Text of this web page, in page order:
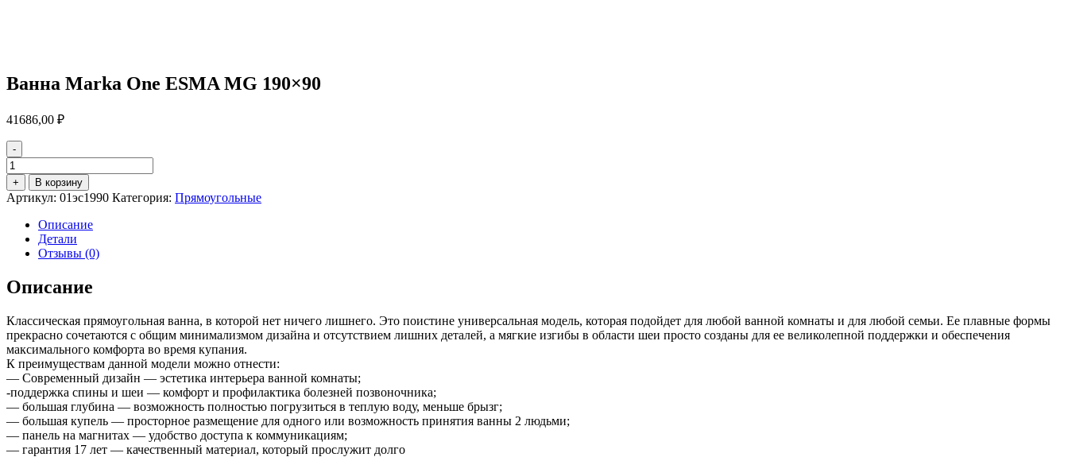
Ванна Marka One ESMA MG 190×90
41686,00 ₽
-
Количество
товара
Ванна
Marka
One
ESMA
MG
190x90
+ В корзину
Артикул: 01эс1990 Категория: Прямоугольные
Описание
Детали
Отзывы (0)
Описание
Классическая прямоугольная ванна, в которой нет ничего лишнего. Это поистине универсальная модель, которая подойдет для любой ванной комнаты и для любой семьи. Ее плавные формы
прекрасно сочетаются с общим минимализмом дизайна и отсутствием лишних деталей, а мягкие изгибы в области шеи просто созданы для ее великолепной поддержки и обеспечения
максимального комфорта во время купания.
К преимуществам данной модели можно отнести:
— Современный дизайн — эстетика интерьера ванной комнаты;
-поддержка спины и шеи — комфорт и профилактика болезней позвоночника;
— большая глубина — возможность полностью погрузиться в теплую воду, меньше брызг;
— большая купель — просторное размещение для одного или возможность принятия ванны 2 людьми;
— панель на магнитах — удобство доступа к коммуникациям;
— гарантия 17 лет — качественный материал, который прослужит долго